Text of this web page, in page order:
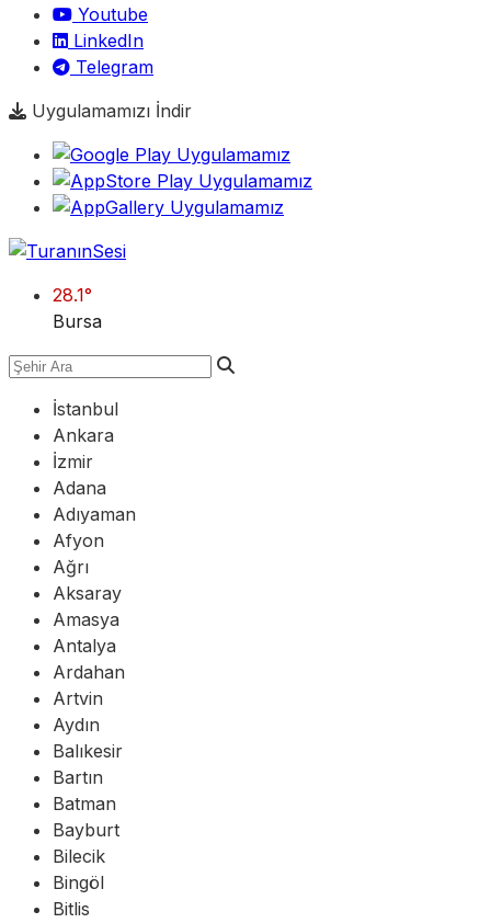
Youtube
LinkedIn
Telegram
Uygulamamızı İndir
28.1°
Bursa
İstanbul
Ankara
İzmir
Adana
Adıyaman
Afyon
Ağrı
Aksaray
Amasya
Antalya
Ardahan
Artvin
Aydın
Balıkesir
Bartın
Batman
Bayburt
Bilecik
Bingöl
Bitlis